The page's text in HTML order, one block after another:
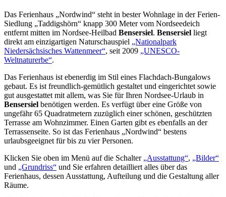
Das Ferienhaus „Nordwind“ steht in bester Wohnlage in der Ferien-
Siedlung „Taddigshörn“ knapp 300 Meter vom Nordseedeich
entfernt mitten im Nordsee-Heilbad Bensersiel. Bensersiel liegt
direkt am einzigartigen Naturschauspiel „Nationalpark
Niedersächsisches Wattenmeer“, seit 2009 „UNESCO-
Weltnaturerbe“.
Das Ferienhaus ist ebenerdig im Stil eines Flachdach-Bungalows
gebaut. Es ist freundlich-gemütlich gestaltet und eingerichtet sowie
gut ausgestattet mit allem, was Sie für Ihren Nordsee-Urlaub in
Bensersiel benötigen werden. Es verfügt über eine Größe von
ungefähr 65 Quadratmetern zuzüglich einer schönen, geschützten
Terrasse am Wohnzimmer. Einen Garten gibt es ebenfalls an der
Terrassenseite. So ist das Ferienhaus „Nordwind“ bestens
urlaubsgeeignet für bis zu vier Personen.
Klicken Sie oben im Menü auf die Schalter „Ausstattung“, „Bilder“
und „Grundriss“ und Sie erfahren detailliert alles über das
Ferienhaus, dessen Ausstattung, Aufteilung und die Gestaltung aller
Räume.